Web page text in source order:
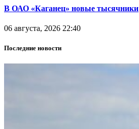
В ОАО «Каганец» новые тысячники
06 августа, 2026 22:40
Последние новости